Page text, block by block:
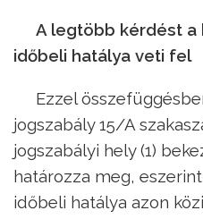
A legtöbb kérdést a
időbeli hatálya veti fel
Ezzel
jogszabály 15/A
jogszabályi hely (1)
határozza meg,
időbeli hatálya azon